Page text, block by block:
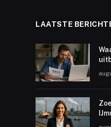
LAATSTE